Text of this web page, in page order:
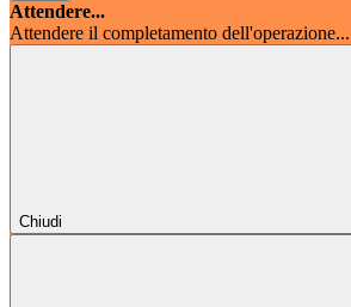
Attendere...
Attendere il completamento dell'operazione...
Chiudi